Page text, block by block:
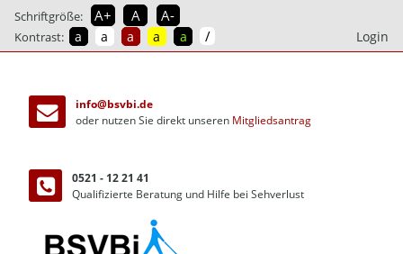
Schriftgröße: A+ A A-
Kontrast: a a a a a / Login
info@bsvbi.de
oder nutzen Sie direkt unseren Mitgliedsantrag
0521 - 12 21 41
Qualifizierte Beratung und Hilfe bei Sehverlust
zum
Inhalt